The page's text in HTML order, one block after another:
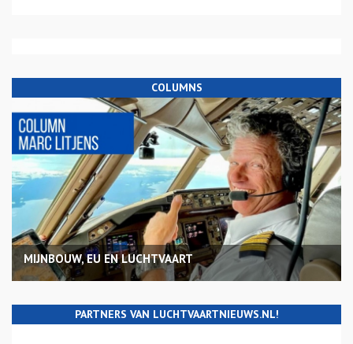
COLUMNS
MIJNBOUW, EU EN LUCHTVAART
PARTNERS VAN LUCHTVAARTNIEUWS.NL!